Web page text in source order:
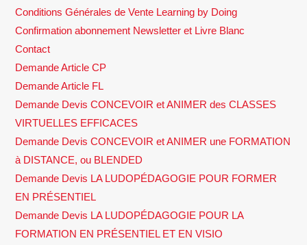
Conditions Générales de Vente Learning by Doing
Confirmation abonnement Newsletter et Livre Blanc
Contact
Demande Article CP
Demande Article FL
Demande Devis CONCEVOIR et ANIMER des CLASSES
VIRTUELLES EFFICACES
Demande Devis CONCEVOIR et ANIMER une FORMATION
à DISTANCE, ou BLENDED
Demande Devis LA LUDOPÉDAGOGIE POUR FORMER
EN PRÉSENTIEL
Demande Devis LA LUDOPÉDAGOGIE POUR LA
FORMATION EN PRÉSENTIEL ET EN VISIO